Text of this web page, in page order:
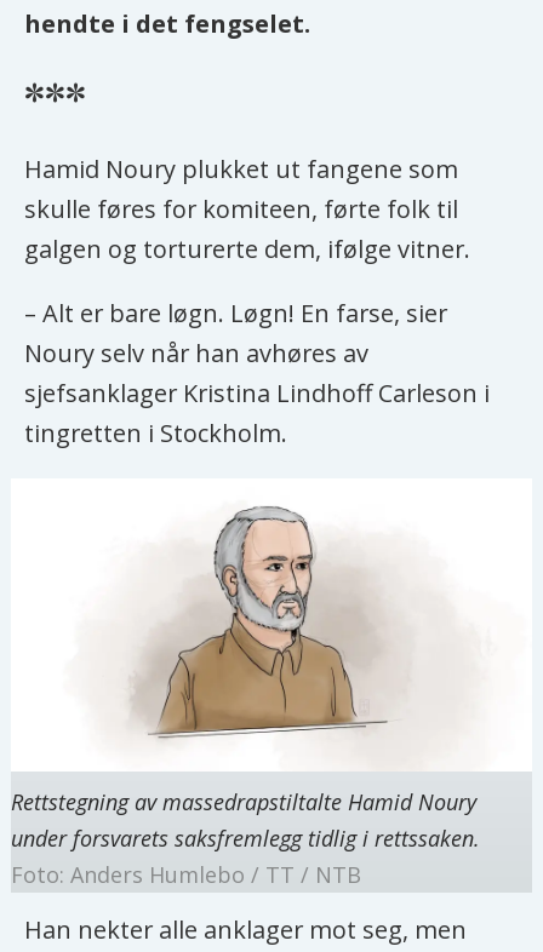
hendte i det fengselet.
***
Hamid Noury plukket ut fangene som
skulle føres for komiteen, førte folk til
galgen og torturerte dem, ifølge vitner.
– Alt er bare løgn. Løgn! En farse, sier
Noury selv når han avhøres av
sjefsanklager Kristina Lindhoff Carleson i
tingretten i Stockholm.
Rettstegning av massedrapstiltalte Hamid Noury
under forsvarets saksfremlegg tidlig i rettssaken.
Foto: Anders Humlebo / TT / NTB
Han nekter alle anklager mot seg, men